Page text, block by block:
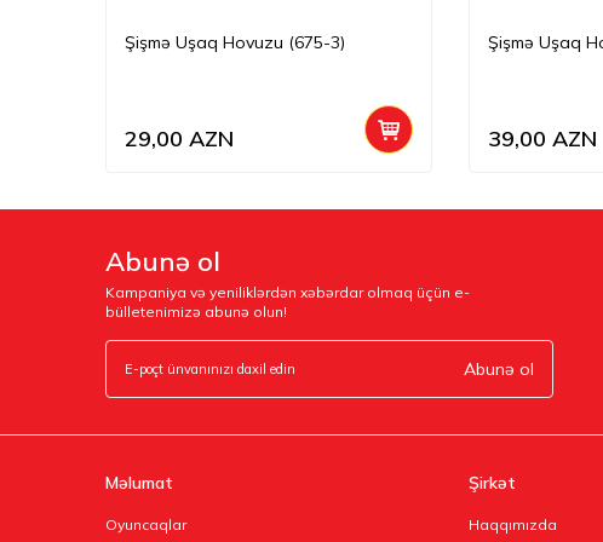
Şişmə Uşaq Hovuzu (675-3)
29,00 AZN
Şişmə Uşaq
39,00 AZN
Abunə ol
Kampaniya və yeniliklərdən xəbərdar olmaq üçün e-
bülletenimizə abunə olun!
Abunə ol
Məlumat
Oyuncaqlar
Şirkət
Haqqımızda